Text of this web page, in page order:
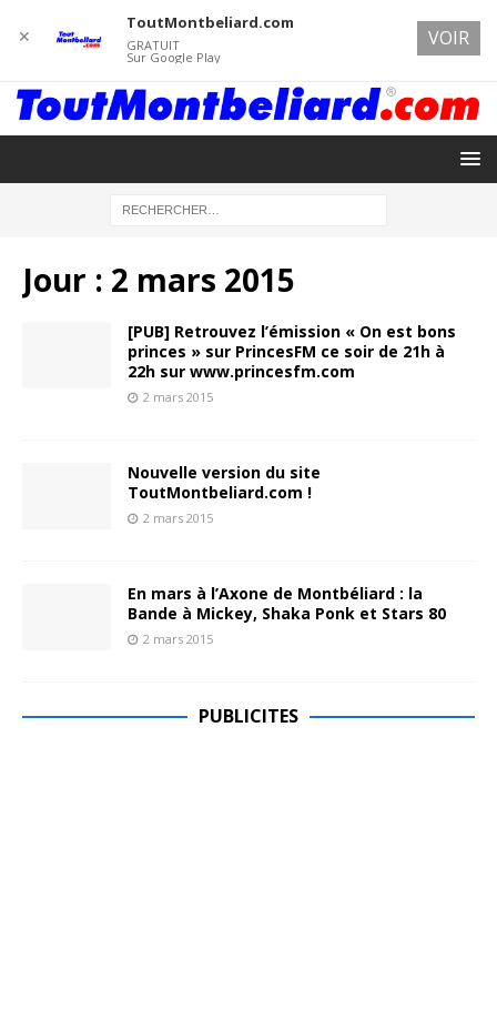
Jour : 2 mars 2015
[PUB] Retrouvez l’émission « On est bons
princes » sur PrincesFM ce soir de 21h à
22h sur www.princesfm.com
2 mars 2015
Nouvelle version du site
ToutMontbeliard.com !
2 mars 2015
En mars à l’Axone de Montbéliard : la
Bande à Mickey, Shaka Ponk et Stars 80
2 mars 2015
PUBLICITES
✕
ToutMontbeliard.com
GRATUIT
Sur Google Play
VOIR